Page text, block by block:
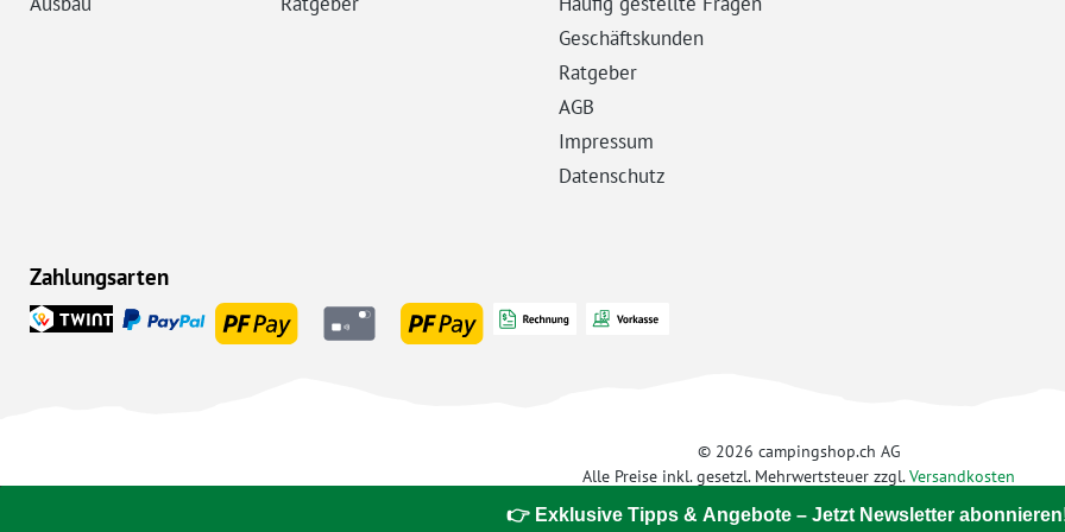
Geschäftskunden
Ratgeber
AGB
Impressum
Datenschutz
Zahlungsarten
© 2026 campingshop.ch AG
Alle Preise inkl. gesetzl. Mehrwertsteuer zzgl.Versandkosten
👉 Exklusive Tipps & Angebote – Jetzt Newsletter